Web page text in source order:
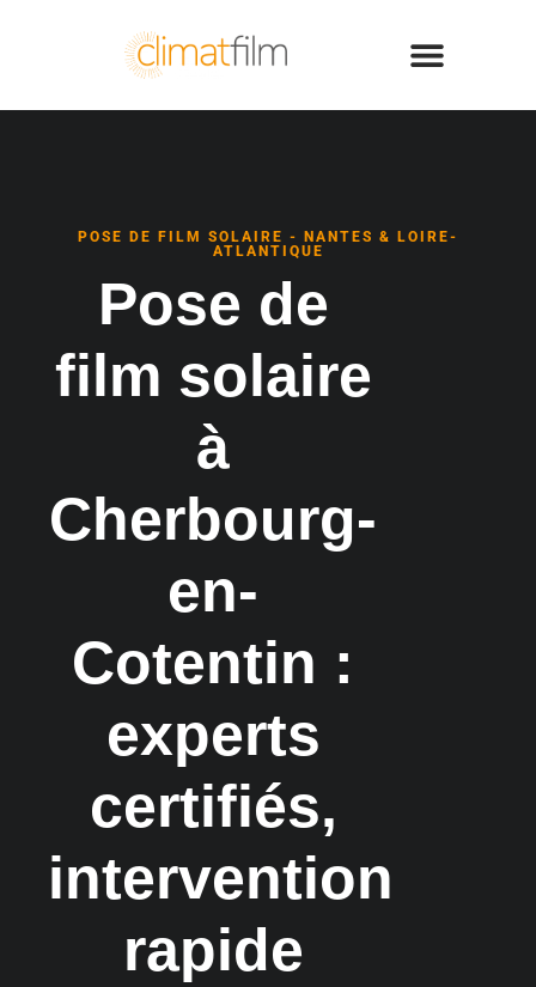
POSE DE FILM SOLAIRE - NANTES & LOIRE-
ATLANTIQUE
Pose de
film solaire
à
Cherbourg-
en-
Cotentin :
experts
certifiés,
intervention
rapide